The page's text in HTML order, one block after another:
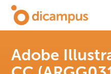
Adobe